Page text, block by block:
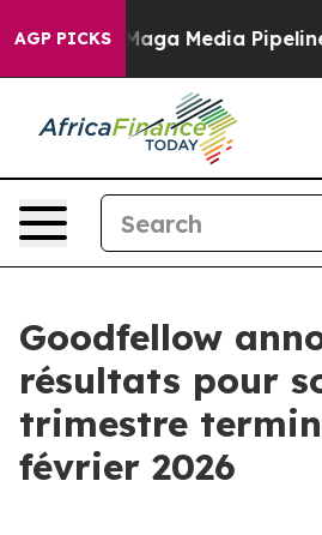
AGP PICKS
'Maga Media Pipeline'
Goodfellow
résultats pour
trimestre
février 2026